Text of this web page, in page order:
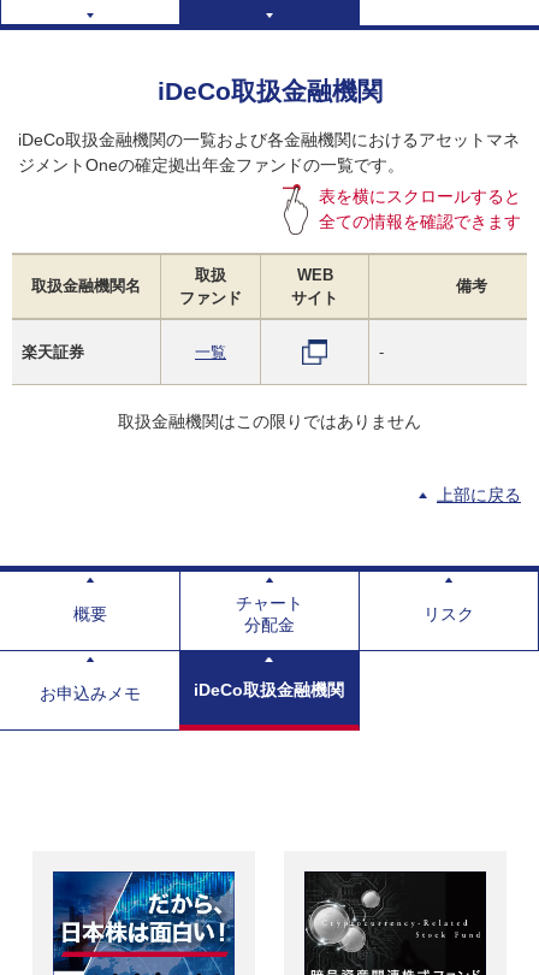
iDeCo取扱金融機関
iDeCo取扱金融機関の一覧および各金融機関におけるアセットマネ
ジメントOneの確定拠出年金ファンドの一覧です。
表を横にスクロールすると
全ての情報を確認できます
取扱金融機関名
取扱
ファンド
WEB
サイト
備考
楽天証券 一覧 -
取扱金融機関はこの限りではありません
上部に戻る
概要
チャート
分配金
リスク
お申込みメモ iDeCo取扱金融機関